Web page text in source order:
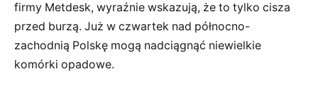
firmy Metdesk, wyraźnie wskazują, że to tylko cisza
przed burzą. Już w czwartek nad północno-
zachodnią Polskę mogą nadciągnąć niewielkie
komórki opadowe.